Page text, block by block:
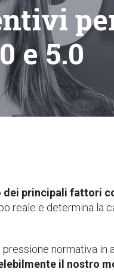
e 5.0
dei principali fattori
reale e determina la
normativa in
il nostro